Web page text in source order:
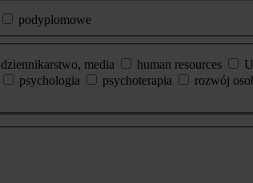
podyplomowe
dziennikarstwo, media human resources
psychologia psychoterapia rozwój